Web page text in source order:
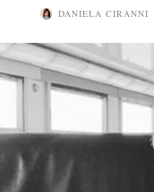
DANIELA CIRANNI